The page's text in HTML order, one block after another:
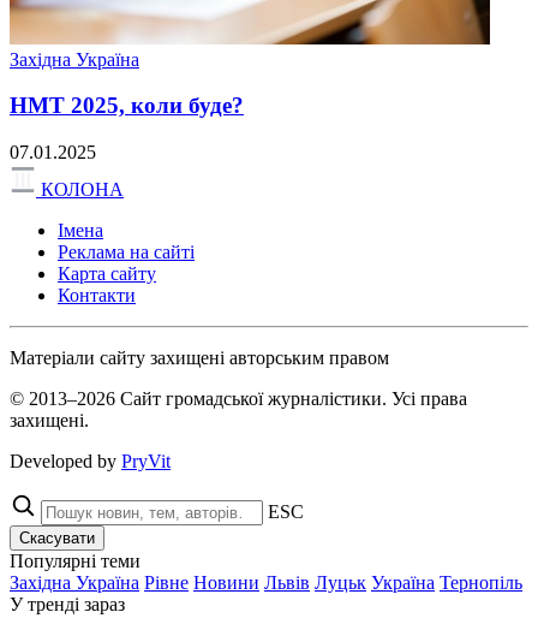
Західна Україна
НМТ 2025, коли буде?
07.01.2025
КОЛОНА
Імена
Реклама на сайті
Карта сайту
Контакти
Матеріали сайту захищені авторським правом
© 2013–2026 Сайт громадської журналістики. Усі права
захищені.
Developed by PryVit
ESC
Скасувати
Популярні теми
Західна Україна Рівне Новини Львів Луцьк Україна Тернопіль
У тренді зараз